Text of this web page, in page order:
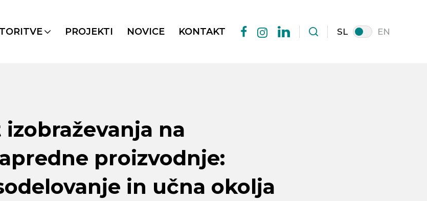
PROJEKTI NOVICE KONTAKT SL EN
na
proizvodnje:
in učna okolja